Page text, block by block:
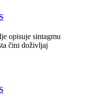
opisuje sintagmu
čini doživljaj